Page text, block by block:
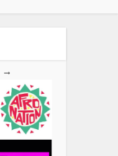
→